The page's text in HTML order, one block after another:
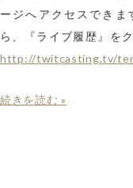
ージへアクセスでき
ら、『ライブ履歴』を
http://twitcasting.tv/
続きを読む »